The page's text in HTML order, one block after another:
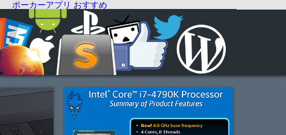
ポーカーアプリ おすすめ